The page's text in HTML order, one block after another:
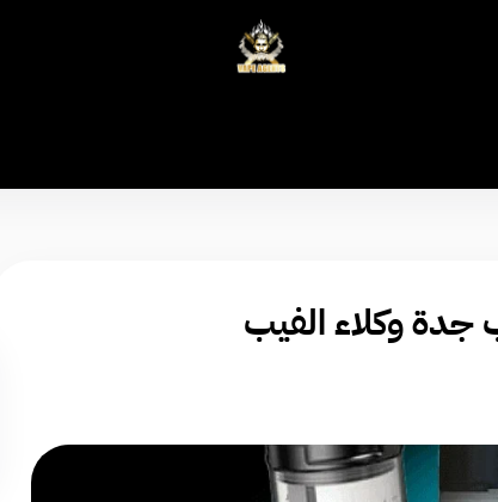
وكلاء الفيب - معتمد في السعودية
وكلاء الفيب